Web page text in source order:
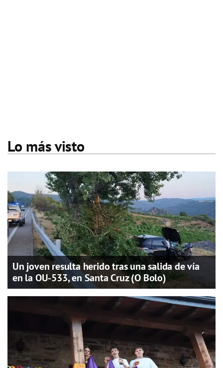
Lo más visto
Un joven resulta herido tras una salida de vía
en la OU-533, en Santa Cruz (O Bolo)